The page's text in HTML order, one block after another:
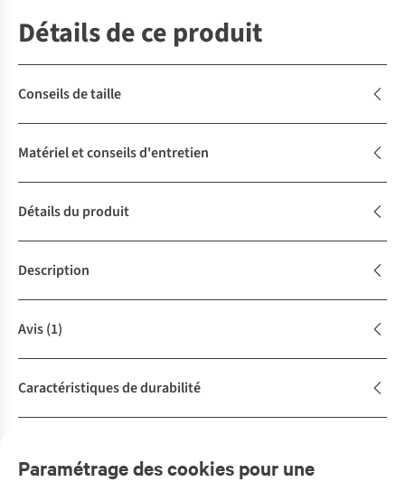
Détails de ce produit
Conseils de taille
Matériel et conseils d'entretien
Détails du produit
Description
Avis(1)
Caractéristiques de durabilité
Complétez le look
Achète la tenue
Paramétrage des cookies pour une